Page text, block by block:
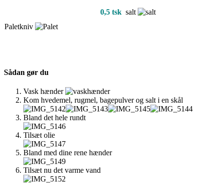
Paletkniv
0,5 tsk salt
Sådan gør du
Vask hænder
Kom hvedemel, rugmel, bagepulver og salt i en skål
Bland det hele rundt
Tilsæt olie
Bland med dine rene hænder
Tilsæt nu det varme vand